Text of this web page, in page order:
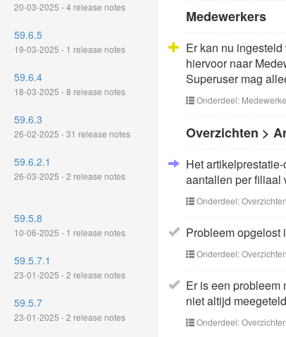
20-03-2025 - 4 release notes
59.6.5
19-03-2025 - 1 release notes
59.6.4
18-03-2025 - 8 release notes
59.6.3
26-02-2025 - 31 release notes
59.6.2.1
26-03-2025 - 2 release notes
59.5.8
10-06-2025 - 1 release notes
59.5.7.1
23-01-2025 - 2 release notes
59.5.7
23-01-2025 - 2 release notes
Medewerkers
Er kan nu
hiervoor naar
Superuser mag
Onderdeel:
Overzichten >
Het
aantallen per filiaal
Onderdeel:
Probleem opgelost
Onderdeel:
Er is een probleem
niet altijd
Onderdeel: